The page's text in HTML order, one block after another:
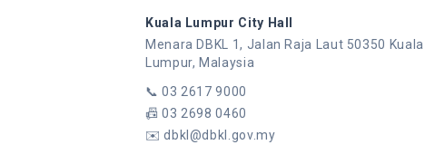
Kuala Lumpur City Hall
Menara DBKL 1, Jalan Raja Laut 50350 Kuala
Lumpur, Malaysia
📞03 2617 9000
📠03 2698 0460
✉️dbkl@dbkl.gov.my